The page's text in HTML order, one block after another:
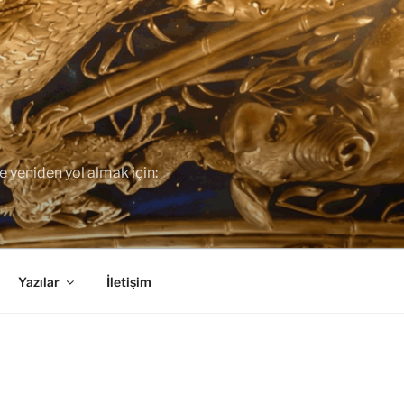
yeniden yol almak için:
Yazılar İletişim